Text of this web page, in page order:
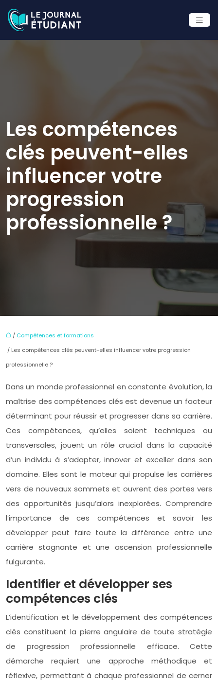
Les compétences
clés peuvent-elles
influencer votre
progression
professionnelle ?
/ Compétences et formations
/ Les compétences clés peuvent-elles influencer votre progression
professionnelle ?
Dans un monde professionnel en constante évolution, la
maîtrise des compétences clés est devenue un facteur
déterminant pour réussir et progresser dans sa carrière.
Ces compétences, qu’elles soient techniques ou
transversales, jouent un rôle crucial dans la capacité
d’un individu à s’adapter, innover et exceller dans son
domaine. Elles sont le moteur qui propulse les carrières
vers de nouveaux sommets et ouvrent des portes vers
des opportunités jusqu’alors inexplorées. Comprendre
l’importance de ces compétences et savoir les
développer peut faire toute la différence entre une
carrière stagnante et une ascension professionnelle
fulgurante.
Identifier et développer ses
compétences clés
L’identification et le développement des compétences
clés constituent la pierre angulaire de toute stratégie
de progression professionnelle efficace. Cette
démarche requiert une approche méthodique et
réflexive, permettant à chaque professionnel de cerner